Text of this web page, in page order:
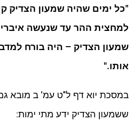
"כל ימים שהיה שמעון הצדיק
למחצית ההר עד שנעשה
שמעון הצדיק – היה בורח
אותו."
במסכת יוא דף ל"ט עמ' ב מובא
ששמעון הצדיק ידע מתי ימות: